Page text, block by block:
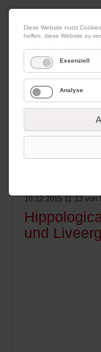
06. August 2026
Werbung
10.12.2015 11:13 von
und
Diese Website nutzt
helfen, diese Website zu
Essenziell
Analyse